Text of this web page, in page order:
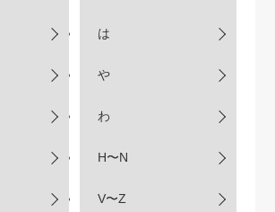
は
や
わ
H〜N
V〜Z